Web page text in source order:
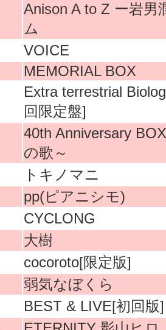
Anison A to Z ー岩
ム
VOICE
MEMORIAL BOX
Extra terrestrial
回限定盤]
40th Anniversary
の歌～
トキノマニ
pp(ピアニシモ)
CYCLONG
大樹
cocoroto[限定版]
弱気なぼくら
BEST & LIVE[初回版]